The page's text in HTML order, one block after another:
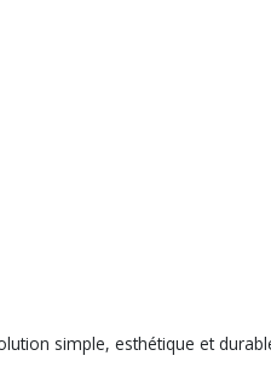
simple, esthétique et